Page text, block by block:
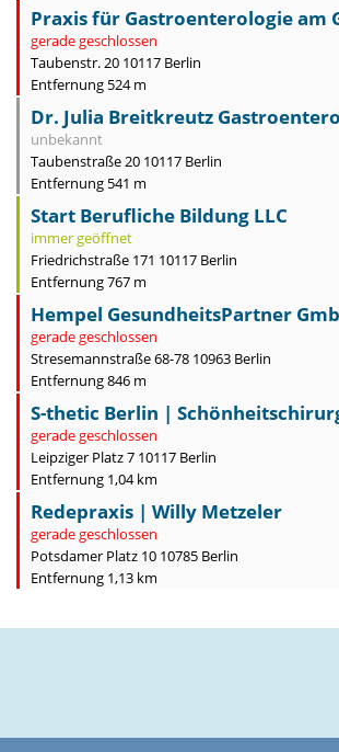
Praxis für Gastroenterologie am
gerade geschlossen
Taubenstr. 20 10117 Berlin
Entfernung 524 m
Dr. Julia Breitkreutz
unbekannt
Taubenstraße 20 10117 Berlin
Entfernung 541 m
Start Berufliche Bildung LLC
immer geöffnet
Friedrichstraße 171 10117 Berlin
Entfernung 767 m
Hempel GesundheitsPartner
gerade geschlossen
Stresemannstraße 68-78 10963 Berlin
Entfernung 846 m
S-thetic Berlin |
gerade geschlossen
Leipziger Platz 7 10117 Berlin
Entfernung 1,04 km
Redepraxis | Willy Metzeler
gerade geschlossen
Potsdamer Platz 10 10785 Berlin
Entfernung 1,13 km